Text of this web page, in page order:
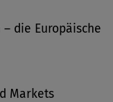
– die Europäische
Markets